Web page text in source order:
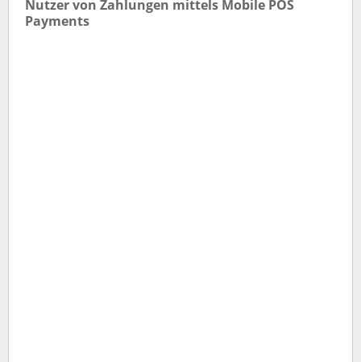
Nutzer von Zahlungen mittels Mobile POS
Payments